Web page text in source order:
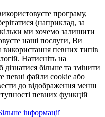
програму,
(наприклад, за
ми хочемо залишити
наші послуги, Ви
певних типів
Натисніть на
більше та змінити
певні файли cookie або
до відображення менш
певних функцій
інформації